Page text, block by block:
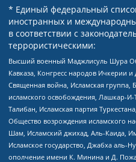
* Единый федеральный
иностранных и
в соответствии с
террористическими:
Высший военный Маджлисуль Шура
Кавказа, Конгресс народов Ичкерии и
Священная война, Исламская группа,
исламского освобождения, Лашкар-
Талибан, Исламская партия
Общество возрождения исламского
Шам, Исламский джихад, Аль-Каида,
Исламское государство, Джабха
ополчение имени К. Минина и Д.